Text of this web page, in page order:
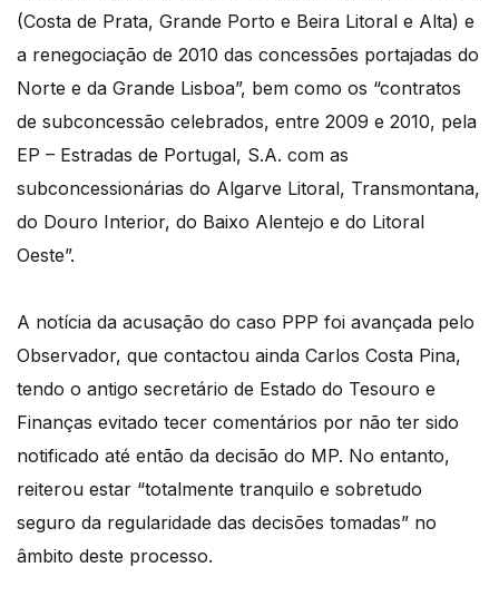
(Costa de Prata, Grande Porto e Beira Litoral e Alta) e
a renegociação de 2010 das concessões portajadas do
Norte e da Grande Lisboa”, bem como os “contratos
de subconcessão celebrados, entre 2009 e 2010, pela
EP – Estradas de Portugal, S.A. com as
subconcessionárias do Algarve Litoral, Transmontana,
do Douro Interior, do Baixo Alentejo e do Litoral
Oeste”.
A notícia da acusação do caso PPP foi avançada pelo
Observador, que contactou ainda Carlos Costa Pina,
tendo o antigo secretário de Estado do Tesouro e
Finanças evitado tecer comentários por não ter sido
notificado até então da decisão do MP. No entanto,
reiterou estar “totalmente tranquilo e sobretudo
seguro da regularidade das decisões tomadas” no
âmbito deste processo.